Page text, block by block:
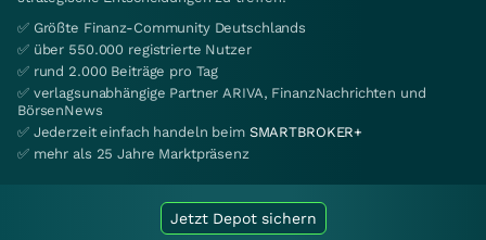
✅ Größte Finanz-Community Deutschlands
✅ über 550.000 registrierte Nutzer
✅ rund 2.000 Beiträge pro Tag
✅ verlagsunabhängige Partner ARIVA, FinanzNachrichten und
BörsenNews
✅ Jederzeit einfach handeln beim SMARTBROKER+
✅ mehr als 25 Jahre Marktpräsenz
Jetzt Depot sichern